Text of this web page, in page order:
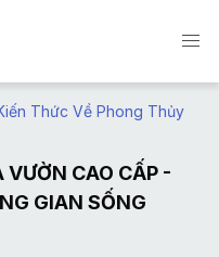
Thức Về Phong Thủy
CAO CẤP -
GIAN SỐNG